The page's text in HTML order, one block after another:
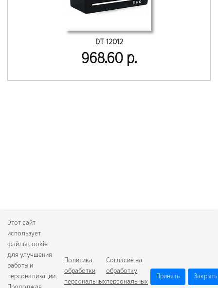
DT 12012
968.60 р.
Этот сайт
использует
файлы cookie
для улучшения
работы и
персонализации.
Политика
обработки
персональных
Согласие на
обработку
персональных
Принять Закрыть